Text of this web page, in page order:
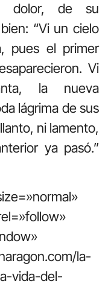
dolor, de su
“Vi un cielo
pues el primer
Vi
la nueva
lágrima de sus
ni lamento,
ya pasó.”
la-
vida-del-